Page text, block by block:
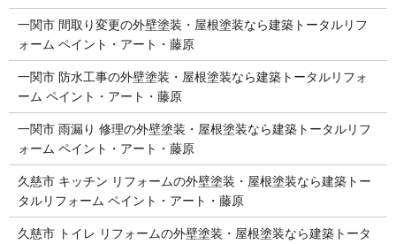
一関市 間取り変更の外壁塗装・屋根塗装なら建築トータルリフ
ォーム ペイント・アート・藤原
一関市 防水工事の外壁塗装・屋根塗装なら建築トータルリフォ
ーム ペイント・アート・藤原
一関市 雨漏り 修理の外壁塗装・屋根塗装なら建築トータルリフ
ォーム ペイント・アート・藤原
久慈市 キッチン リフォームの外壁塗装・屋根塗装なら建築トー
タルリフォーム ペイント・アート・藤原
久慈市 トイレ リフォームの外壁塗装・屋根塗装なら建築トータ